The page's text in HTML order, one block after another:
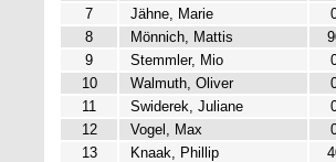
7
Jähne, Marie
8
Mönnich, Mattis
9
Stemmler, Mio
10
Walmuth, Oliver
11
Swiderek, Juliane
12
Vogel, Max
13
Knaak, Phillip